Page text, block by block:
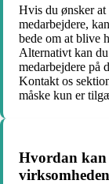
Hvis du ønsker
medarbejdere,
bede om at blive
Alternativt kan
medarbejdere på
Kontakt os
måske kun er
Hvordan kan